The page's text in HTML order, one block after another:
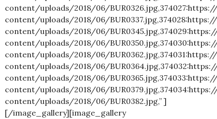
content/uploads/2018/06/
content/uploads/2018/06/
content/uploads/2018/06/
content/uploads/2018/06/
content/uploads/2018/06/
content/uploads/2018/06/
content/uploads/2018/06/
content/uploads/2018/06/
content/uploads/2018/06/BUR0382.jpg,” ]
[/image_gallery][image_gallery